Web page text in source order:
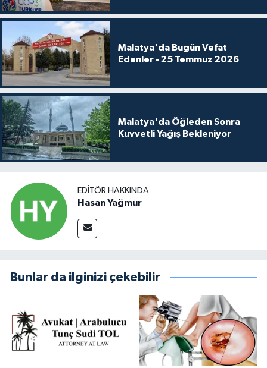
Malatya'da Bugün Vefat
Edenler - 25 Temmuz 2026
Malatya'da Öğleden Sonra
Kuvvetli Yağış Bekleniyor
EDITÖR HAKKINDA
Hasan Yağmur
Bunlar da ilginizi çekebilir